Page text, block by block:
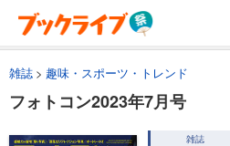
雑誌 趣味・スポーツ・トレンド
フォトコン2023年7月号
雑誌